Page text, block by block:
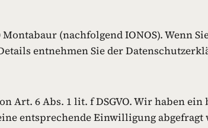
(nachfolgend IONOS). Wenn
entnehmen Sie der
Art. 6 Abs. 1 lit. f DSGVO. Wir haben
entsprechende Einwilligung